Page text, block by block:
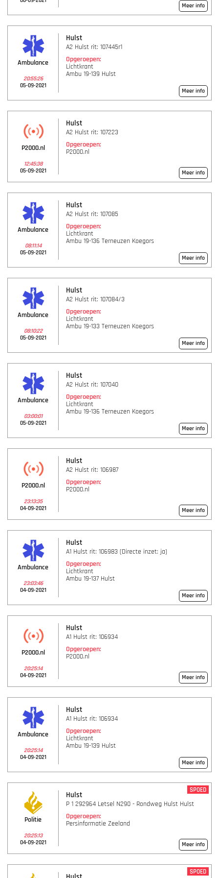
Meer info
Ambulance
20:55:26
05-09-2021
Hulst
A2 Hulst rit: 107445r1
Opgeroepen:
Lichtkrant
Ambu 19-139 Hulst
Meer info
P2000.nl
12:45:38
05-09-2021
Hulst
A2 Hulst rit: 107223
Opgeroepen:
P2000.nl
Meer info
Ambulance
08:11:14
05-09-2021
Hulst
A2 Hulst rit: 107085
Opgeroepen:
Lichtkrant
Ambu 19-136 Terneuzen Koegors
Meer info
Ambulance
08:10:22
05-09-2021
Hulst
A2 Hulst rit: 107084/3
Opgeroepen:
Lichtkrant
Ambu 19-133 Terneuzen Koegors
Meer info
Ambulance
03:00:01
05-09-2021
Hulst
A2 Hulst rit: 107040
Opgeroepen:
Lichtkrant
Ambu 19-136 Terneuzen Koegors
Meer info
P2000.nl
23:13:35
04-09-2021
Hulst
A2 Hulst rit: 106987
Opgeroepen:
P2000.nl
Meer info
Ambulance
23:03:46
04-09-2021
Hulst
A1 Hulst rit: 106983 (Directe inzet: ja)
Opgeroepen:
Lichtkrant
Ambu 19-137 Hulst
Meer info
P2000.nl
20:25:14
04-09-2021
Hulst
A1 Hulst rit: 106934
Opgeroepen:
P2000.nl
Meer info
Ambulance
20:25:14
04-09-2021
Hulst
A1 Hulst rit: 106934
Opgeroepen:
Lichtkrant
Ambu 19-139 Hulst
Meer info
Politie
20:25:13
04-09-2021
Hulst
SPOED
P 1 292964 Letsel N290 - Rondweg Hulst Hulst
Opgeroepen:
Persinformatie Zeeland
Meer info
SPOED